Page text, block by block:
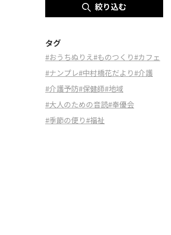
絞り込む
タグ
#おうちぬりえ#ものつくり#カフェ
#ナンプレ#中村橋花だより#介護
#介護予防#保健師#地域
#大人のための音読#奉優会
#季節の便り#福祉